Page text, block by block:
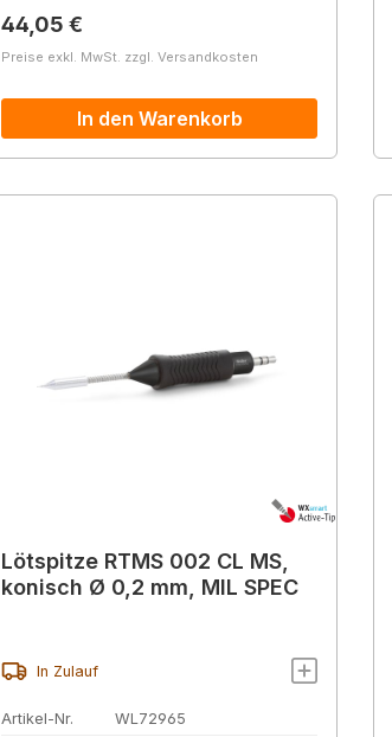
Regulärer Preis:
44,05 €
Preise exkl. MwSt. zzgl. Versandkosten
In den Warenkorb
Lötspitze RTMS 002 CL MS,
konisch Ø 0,2 mm, MIL SPEC
In Zulauf
Artikel-Nr. WL72965